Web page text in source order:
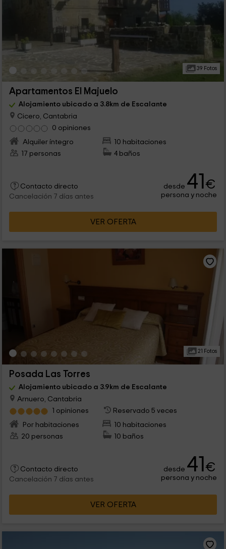
39 Fotos
Apartamentos El Majuelo
Alojamiento ubicado a 3.8km de Escalante
Cicero, Cantabria
0 opiniones
Alquiler íntegro
10 habitaciones
17 personas
4 baños
Contacto directo
Cancelación 7 días antes
desde 41€
persona y noche
VER OFERTA
21 Fotos
Posada Las Torres
Alojamiento ubicado a 3.9km de Escalante
Arnuero, Cantabria
1 opiniones
Reservado 5 veces
Por habitaciones
10 habitaciones
20 personas
10 baños
Contacto directo
Cancelación 7 días antes
desde 41€
persona y noche
VER OFERTA